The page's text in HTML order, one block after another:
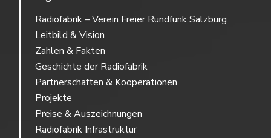
Radiofabrik – Verein Freier Rundfunk Salzburg
Leitbild & Vision
Zahlen & Fakten
Geschichte der Radiofabrik
Partnerschaften & Kooperationen
Projekte
Preise & Auszeichnungen
Radiofabrik Infrastruktur